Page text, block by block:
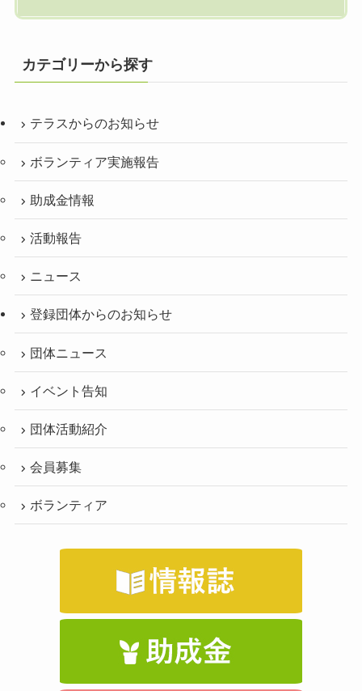
カテゴリーから探す
テラスからのお知らせ
ボランティア実施報告
助成金情報
活動報告
ニュース
登録団体からのお知らせ
団体ニュース
イベント告知
団体活動紹介
会員募集
ボランティア